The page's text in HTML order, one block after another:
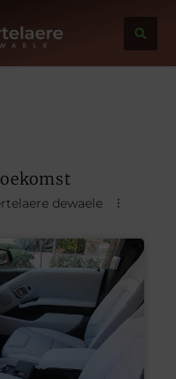
dewaele